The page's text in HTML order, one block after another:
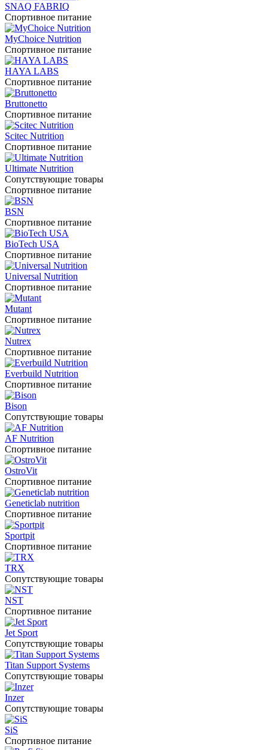
SNAQ FABRIQ
Спортивное питание
MyChoice Nutrition
Спортивное питание
HAYA LABS
Спортивное питание
Bruttonetto
Спортивное питание
Scitec Nutrition
Спортивное питание
Ultimate Nutrition
Сопутствующие товары
Спортивное питание
BSN
Спортивное питание
BioTech USA
Спортивное питание
Universal Nutrition
Спортивное питание
Mutant
Спортивное питание
Nutrex
Спортивное питание
Everbuild Nutrition
Спортивное питание
Bison
Сопутствующие товары
AF Nutrition
Спортивное питание
OstroVit
Спортивное питание
Geneticlab nutrition
Спортивное питание
Sportpit
Спортивное питание
TRX
Сопутствующие товары
NST
Спортивное питание
Jet Sport
Сопутствующие товары
Titan Support Systems
Сопутствующие товары
Inzer
Сопутствующие товары
SiS
Спортивное питание